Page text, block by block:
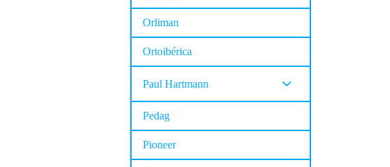
Orliman
Ortoibérica
Paul Hartmann
Pedag
Pioneer